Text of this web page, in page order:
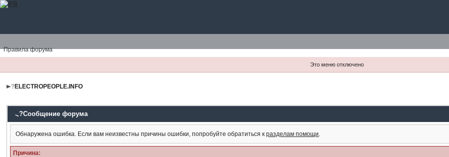
Правила форума
Это меню отключено
?ELECTROPEOPLE.INFO
?Сообщение форума
Обнаружена ошибка. Если вам неизвестны причины ошибки, попробуйте обратиться кразделам помощи.
Причина: